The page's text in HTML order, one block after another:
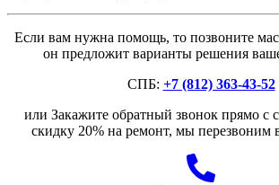
Если вам нужна помощь, то позвоните
он предложит варианты решения
СПБ: +7 (812) 363-43-52
или Закажите обратный звонок прямо с
скидку 20% на ремонт, мы перезвоним